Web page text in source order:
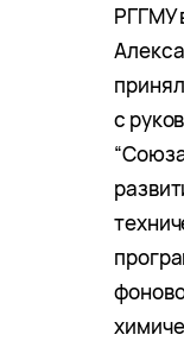
РГГМУ
с